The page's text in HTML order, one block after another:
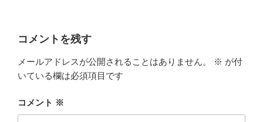
コメントを残す
メールアドレスが公開されることはありません。 ※ が付
いている欄は必須項目です
コメント ※